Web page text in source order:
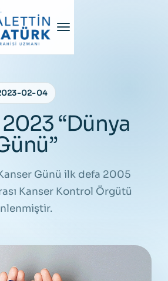
02-04
“Dünya
Günü ilk defa 2005
Kanser Kontrol Örgütü